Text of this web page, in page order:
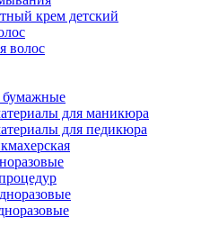
крем детский
волос
бумажные
для маникюра
для педикюра